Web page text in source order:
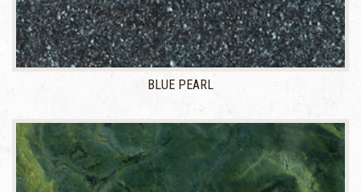
BLUE PEARL